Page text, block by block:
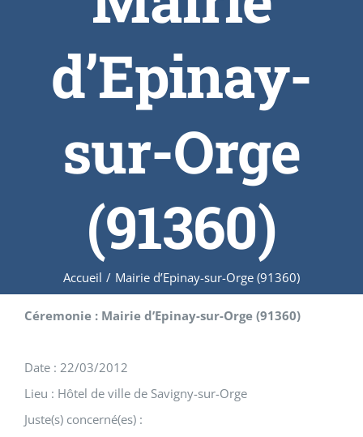
d’Epinay-
sur-Orge
(91360)
Accueil / Mairie d’Epinay-sur-Orge (91360)
Céremonie : Mairie d’Epinay-sur-Orge (91360)
Date : 22/03/2012
Lieu : Hôtel de ville de Savigny-sur-Orge
Juste(s) concerné(es) :